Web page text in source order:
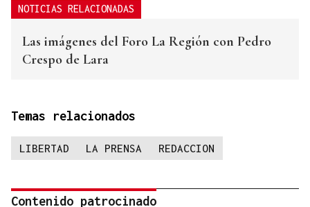
NOTICIAS RELACIONADAS
Las imágenes del Foro La Región con Pedro
Crespo de Lara
Temas relacionados
LIBERTAD LA PRENSA REDACCION
Contenido patrocinado